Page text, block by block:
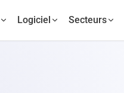
Logiciel Secteurs